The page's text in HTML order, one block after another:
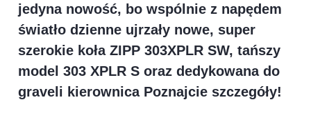
jedyna nowość, bo wspólnie z napędem
światło dzienne ujrzały nowe, super
szerokie koła ZIPP 303XPLR SW, tańszy
model 303 XPLR S oraz dedykowana do
graveli kierownica Poznajcie szczegóły!